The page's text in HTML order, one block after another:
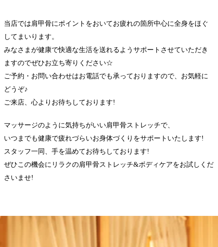
当店では肩甲骨にポイントをおいてお疲れの箇所中心に全身をほぐ
してまいります。
みなさまが健康で快適な生活を送れるようサポートさせていただき
ますのでぜひお立ち寄りください☆
ご予約・お問い合わせはお電話でも承っておりますので、お気軽に
どうぞ♪
ご来店、心よりお待ちしております!
マッサージのように気持ちがいい肩甲骨ストレッチで、
いつまでも健康で疲れづらいお身体づくりをサポートいたします!
スタッフ一同、手を温めてお待ちしております!
ぜひこの機会にリラクの肩甲骨ストレッチ&ボディケアをお試しくだ
さいませ!
LINEの友達登録は こちら！